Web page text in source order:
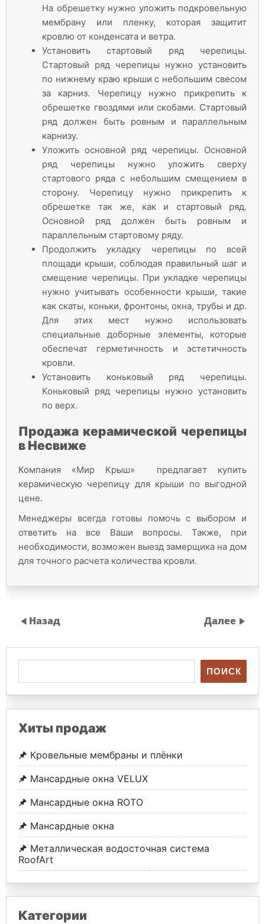
На обрешетку нужно уложить подкровельную
мембрану или пленку, которая защитит
кровлю от конденсата и ветра.
Установить стартовый ряд черепицы.
Стартовый ряд черепицы нужно установить
по нижнему краю крыши с небольшим свесом
за карниз. Черепицу нужно прикрепить к
обрешетке гвоздями или скобами. Стартовый
ряд должен быть ровным и параллельным
карнизу.
Уложить основной ряд черепицы. Основной
ряд черепицы нужно уложить сверху
стартового ряда с небольшим смещением в
сторону. Черепицу нужно прикрепить к
обрешетке так же, как и стартовый ряд.
Основной ряд должен быть ровным и
параллельным стартовому ряду.
Продолжить укладку черепицы по всей
площади крыши, соблюдая правильный шаг и
смещение черепицы. При укладке черепицы
нужно учитывать особенности крыши, такие
как скаты, коньки, фронтоны, окна, трубы и др.
Для этих мест нужно использовать
специальные доборные элементы, которые
обеспечат герметичность и эстетичность
кровли.
Установить коньковый ряд черепицы.
Коньковый ряд черепицы нужно установить
по верх.
Продажа керамической черепицы
в Несвиже
Компания «Мир Крыш» предлагает купить
керамическую черепицу для крыши по выгодной
цене.
Менеджеры всегда готовы помочь с выбором и
ответить на все Ваши вопросы. Также, при
необходимости, возможен выезд замерщика на дом
для точного расчета количества кровли.
Назад Далее
ПОИСК
Хиты продаж
Кровельные мембраны и плёнки
Мансардные окна VELUX
Мансардные окна ROTO
Мансардные окна
Металлическая водосточная система
RoofArt
Категории